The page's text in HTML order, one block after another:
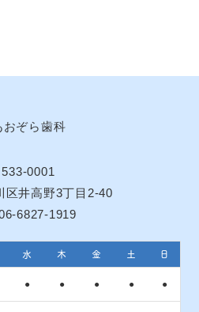
533-0001
区井高野3丁目2-40
6827-1919
水 木 金 土 日
● ● ● ● ●